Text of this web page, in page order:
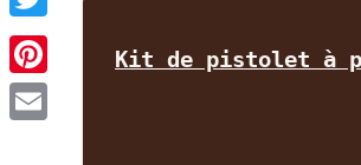
Twitter
Kit de pistolet à